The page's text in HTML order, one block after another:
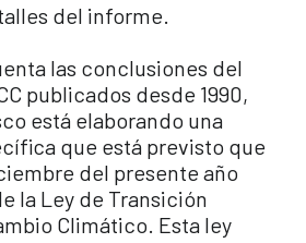
del informe.
las conclusiones del
publicados desde 1990,
está elaborando una
que está previsto que
del presente año
la Ley de Transición
Climático. Esta ley